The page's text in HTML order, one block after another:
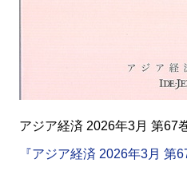
アジア経済 2026年3月 第
『アジア経済 2026年3月 第